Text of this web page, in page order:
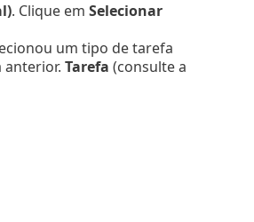
. Clique em Selecionar
um tipo de tarefa
anterior. Tarefa (consulte a